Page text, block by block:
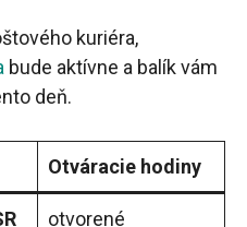
kuriéra,
bude aktívne a balík vám
deň.
Otváracie hodiny
otvorené